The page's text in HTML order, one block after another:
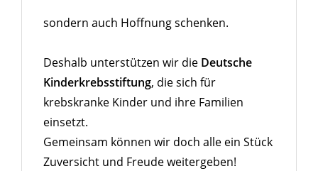
sondern auch Hoffnung schenken.
Deshalb unterstützen wir die Deutsche
Kinderkrebsstiftung, die sich für
krebskranke Kinder und ihre Familien
einsetzt.
Gemeinsam können wir doch alle ein Stück
Zuversicht und Freude weitergeben!